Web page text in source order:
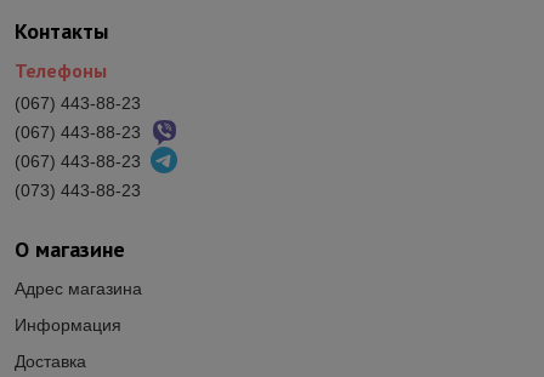
О магазине
Адрес магазина
Информация
Доставка
Контакты
Телефоны
(067) 443-88-23
(067) 443-88-23
(067) 443-88-23
(073) 443-88-23